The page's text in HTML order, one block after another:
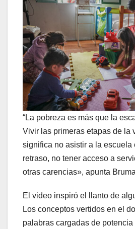
“La pobreza es más que la
Vivir las primeras etapas de la
significa no asistir a la escuela
retraso, no tener acceso a
otras carencias», apunta
El video inspiró el llanto de
Los conceptos vertidos en el
palabras cargadas de potencia